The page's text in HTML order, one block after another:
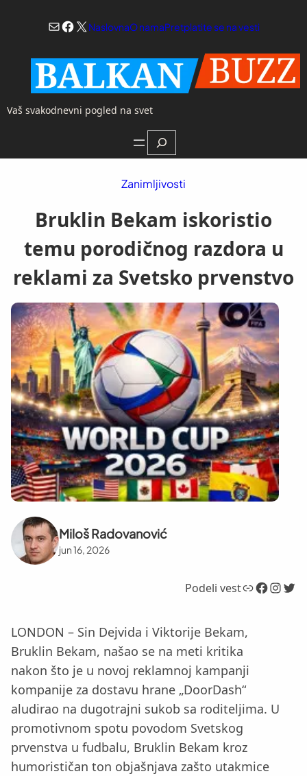
Mail
Facebook
X NaslovnaO namaPretplatite se na vesti
Vaš svakodnevni pogled na svet
Search
Zanimljivosti
Bruklin Bekam iskoristio
temu porodičnog razdora u
reklami za Svetsko prvenstvo
Miloš Radovanović
jun 16, 2026
Podeli vestLink Facebook InstagramTwitter
LONDON – Sin Dejvida i Viktorije Bekam,
Bruklin Bekam, našao se na meti kritika
nakon što je u novoj reklamnoj kampanji
kompanije za dostavu hrane „DoorDash“
aludirao na dugotrajni sukob sa roditeljima. U
promotivnom spotu povodom Svetskog
prvenstva u fudbalu, Bruklin Bekam kroz
humorističan ton objašnjava zašto utakmice